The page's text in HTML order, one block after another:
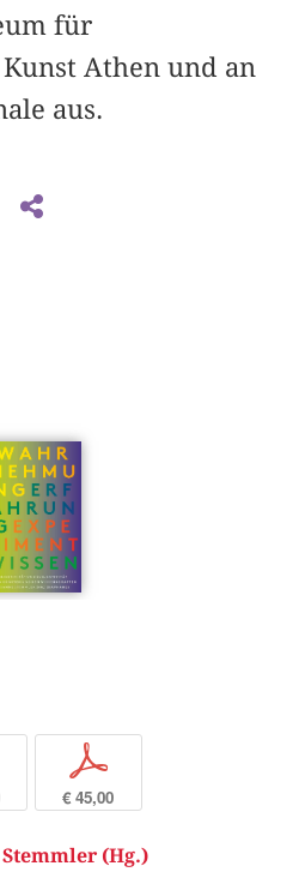
für
Athen und an
aus.
p
€ 45,00
(Hg.)